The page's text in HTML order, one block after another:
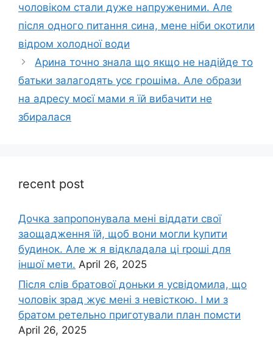
чоловіком стали дуже напруженими. Але
після одного питання сина, мене ніби окотили
відром холодної води
Арина точно знала що якщо не надійде то
батьки залагодять усє грошіма. Але образи
на адресу моєї мами я їй вибачити не
збиралася
recent post
Дочка запpопонувала мені віддати свої
заощадження їй, щоб вони могли kупити
будинок. Але ж я відкладала ці rроші для
іншої мети. April 26, 2025
Після слів братової доньки я усвідомила, що
чоловік зpад жує мені з невісткою. І ми з
братом ретельно приготували план помсти
April 26, 2025